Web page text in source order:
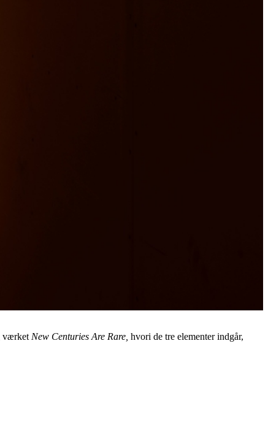
værket New Centuries Are Rare, hvori de tre elementer indgår,